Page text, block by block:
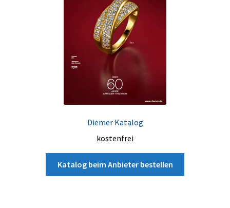
Diemer Katalog
kostenfrei
Katalog beim Anbieter bestellen